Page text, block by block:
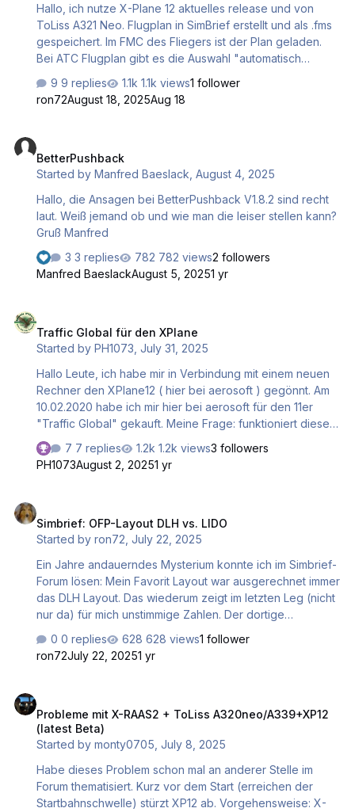
das eine Freude. Da…
Hallo, ich nutze X-Plane 12 aktuelles release und von
ToLiss A321 Neo. Flugplan in SimBrief erstellt und als .fms
gespeichert. Im FMC des Fliegers ist der Plan geladen.
Bei ATC Flugplan gibt es die Auswahl "automatisch
Luftwegen" und "vom FMS abrufen". Letzte Auswahl läst
sich aber nicht aktivieren sodas man den Flugplan manuel
9 replies 1.1k views1 follower
ron72August 18, 2025Aug 18
BetterPushback
Started byManfred Baeslack ,August 4, 2025
Hallo, die Ansagen bei BetterPushback V1.8.2 sind recht
laut. Weiß jemand ob und wie man die leiser stellen kann?
Gruß Manfred
3 replies
782 views2 followers
Manfred BaeslackAugust 5, 20251 yr
Traffic Global für den XPlane
Started byPH1073 ,July 31, 2025
Hallo Leute, ich habe mir in Verbindung mit einem neuen
Rechner den XPlane12 ( hier bei aerosoft ) gegönnt. Am
10.02.2020 habe ich mir hier bei aerosoft für den 11er
"Traffic Global" gekauft. Meine Frage: funktioniert dieser
auf im 12er oder muss ich mir diesen extra für den 12er
neu kaufen? Liebe Grüße, Thomas :-)
7 replies 1.2k views3 followers
PH1073August 2, 20251 yr
Simbrief: OFP-Layout DLH vs. LIDO
Started byron72 ,July 22, 2025
Ein Jahre andauerndes Mysterium konnte ich im Simbrief-
Forum lösen: Mein Favorit Layout war ausgerechnet immer
das DLH Layout. Das wiederum zeigt im letzten Leg (nicht
nur da) für mich unstimmige Zahlen. Der dortige
Simbrief selbst errechneten TOF-Fuel minus Trip Fuel
überein. Immer um Tonnen daneben. Das passiert nur im
Ordnung. Es werden die reinen Verbrauchswerte
herangezogen. Endlich kann man mit dem OFP die
geplanten mit den tatsächlichen Verbrauchswerten von
Wegepunkten verglei…
0 replies 628 views1 follower
ron72July 22, 20251 yr
Probleme mit X-RAAS2 + ToLiss A320neo/A339+XP12
(latest Beta)
Started bymonty0705 ,July 8, 2025
Habe dieses Problem schon mal an anderer Stelle im
Forum thematisiert. Kurz vor dem Start (erreichen der
Startbahnschwelle) stürzt XP12 ab. Vorgehensweise: X-